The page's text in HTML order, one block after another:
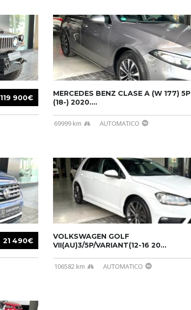
119 900€
MERCEDES BENZ CLASE A (W 177) 5P
(18-) 2020....
69999 km AUTOMATICO
21 490€
VOLKSWAGEN GOLF
VII(AU)3/5P/VARIANT(12-16 20...
106582 km AUTOMATICO